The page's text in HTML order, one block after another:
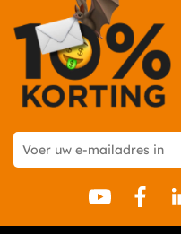
kleding &
Onze kleding &
mee. Onze kleding en
uitstraling die je
humor met stijl, zodat je
een glimlach op ieders
accessoires zijn
dosis stijl en humor toe